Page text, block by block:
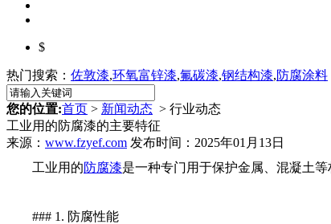
$
热门搜索： 佐敦漆,环氧富锌漆,氟碳漆,钢结构漆,防腐涂料
您的位置:首页 > 新闻动态 > 行业动态
工业用的防腐漆的主要特征
来源： www.fzyef.com 发布时间：2025年01月13日
工业用的防腐漆是一种专门用于保护金属、混凝土
### 1. 防腐性能